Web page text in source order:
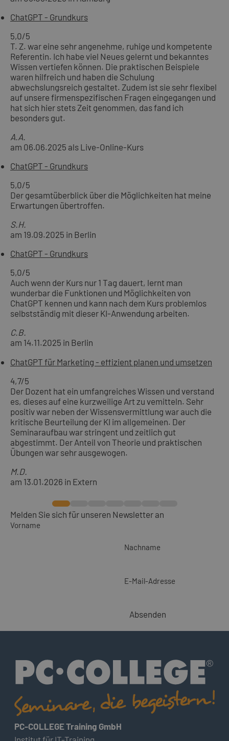
ChatGPT - Grundkurs
5,0/5
T. Z. war eine sehr angenehme, ruhige und kompetente
Referentin. Ich habe viel Neues gelernt und bekanntes
Wissen vertiefen können. Die praktischen Beispiele
waren hilfreich und haben die Schulung
abwechslungsreich gestaltet. Zudem ist sie sehr flexibel
auf unsere firmenspezifischen Fragen eingegangen und
hat sich hier stets Zeit genommen, das fand ich
besonders gut.
A.A.
am 06.06.2025 als Live-Online-Kurs
ChatGPT - Grundkurs
5,0/5
Der gesamtüberblick über die Möglichkeiten hat meine
Erwartungen übertroffen.
S.H.
am 19.09.2025 in Berlin
ChatGPT - Grundkurs
5,0/5
Auch wenn der Kurs nur 1 Tag dauert, lernt man
wunderbar die Funktionen und Möglichkeiten von
ChatGPT kennen und kann nach dem Kurs problemlos
selbstständig mit dieser KI-Anwendung arbeiten.
C.B.
am 14.11.2025 in Berlin
ChatGPT für Marketing - effizient planen und umsetzen
4,7/5
Der Dozent hat ein umfangreiches Wissen und verstand
es, dieses auf eine kurzweilige Art zu vemitteln. Sehr
positiv war neben der Wissensvermittlung war auch die
kritische Beurteilung der KI im allgemeinen. Der
Seminaraufbau war stringent und zeitlich gut
abgestimmt. Der Anteil von Theorie und praktischen
Übungen war sehr ausgewogen.
M.D.
am 13.01.2026 in Extern
Melden Sie sich für unseren Newsletter an
Vorname
Nachname
E-Mail-Adresse
Absenden
PC-COLLEGE Training GmbH